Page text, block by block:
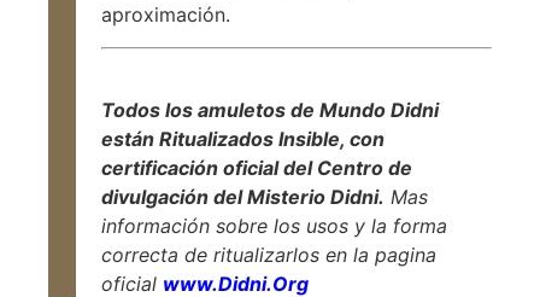
aproximación.
Todos los amuletos de Mundo Didni
están Ritualizados Insible, con
certificación oficial del Centro de
divulgación del Misterio Didni. Mas
información sobre los usos y la forma
correcta de ritualizarlos en la pagina
oficial www.Didni.Org